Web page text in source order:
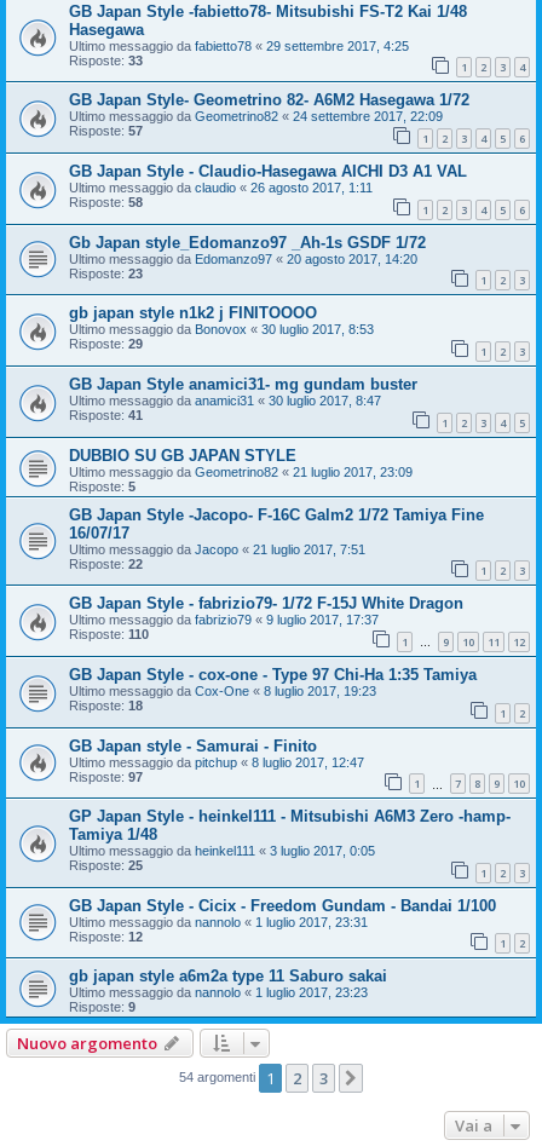
GB Japan Style -fabietto78- Mitsubishi FS-T2 Kai 1/48
Hasegawa
Ultimo messaggio da fabietto78 « 29 settembre 2017, 4:25
Risposte: 33 1 2 3 4
GB Japan Style- Geometrino 82- A6M2 Hasegawa 1/72
Ultimo messaggio da Geometrino82 « 24 settembre 2017, 22:09
Risposte: 57 1 2 3 4 5 6
GB Japan Style - Claudio-Hasegawa AICHI D3 A1 VAL
Ultimo messaggio da claudio « 26 agosto 2017, 1:11
Risposte: 58 1 2 3 4 5 6
Gb Japan style_Edomanzo97 _Ah-1s GSDF 1/72
Ultimo messaggio da Edomanzo97 « 20 agosto 2017, 14:20
Risposte: 23 1 2 3
gb japan style n1k2 j FINITOOOO
Ultimo messaggio da Bonovox « 30 luglio 2017, 8:53
Risposte: 29 1 2 3
GB Japan Style anamici31- mg gundam buster
Ultimo messaggio da anamici31 « 30 luglio 2017, 8:47
Risposte: 41 1 2 3 4 5
DUBBIO SU GB JAPAN STYLE
Ultimo messaggio da Geometrino82 « 21 luglio 2017, 23:09
Risposte: 5
GB Japan Style -Jacopo- F-16C Galm2 1/72 Tamiya Fine
16/07/17
Ultimo messaggio da Jacopo « 21 luglio 2017, 7:51
Risposte: 22 1 2 3
GB Japan Style - fabrizio79- 1/72 F-15J White Dragon
Ultimo messaggio da fabrizio79 « 9 luglio 2017, 17:37
Risposte: 110 1 … 9 10 11 12
GB Japan Style - cox-one - Type 97 Chi-Ha 1:35 Tamiya
Ultimo messaggio da Cox-One « 8 luglio 2017, 19:23
Risposte: 18 1 2
GB Japan style - Samurai - Finito
Ultimo messaggio da pitchup « 8 luglio 2017, 12:47
Risposte: 97 1 7 8 9 10
GP Japan Style - heinkel111 - Mitsubishi A6M3 Zero -hamp-
Tamiya 1/48
Ultimo messaggio da heinkel111 « 3 luglio 2017, 0:05
Risposte: 25 1 2 3
GB Japan Style - Cicix - Freedom Gundam - Bandai 1/100
Ultimo messaggio da nannolo « 1 luglio 2017, 23:31
Risposte: 12 1 2
gb japan style a6m2a type 11 Saburo sakai
Ultimo messaggio da nannolo « 1 luglio 2017, 23:23
Risposte: 9
Nuovo argomento
54 argomenti 1 2 3
Vai a